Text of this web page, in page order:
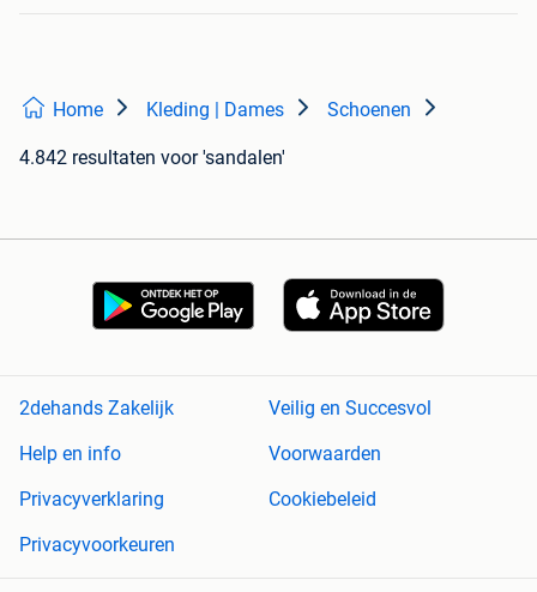
Home Kleding | Dames Schoenen
4.842 resultaten voor 'sandalen'
2dehands Zakelijk
Veilig en Succesvol
Help en info
Voorwaarden
Privacyverklaring
Cookiebeleid
Privacyvoorkeuren